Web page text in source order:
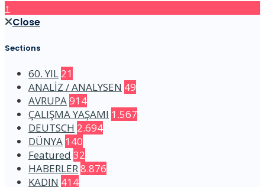
↑
Close
Sections
60. YIL 21
ANALİZ / ANALYSEN 49
AVRUPA914
ÇALIŞMA YAŞAMI 1.567
DEUTSCH 2.694
DÜNYA 140
Featured 32
HABERLER8.876
KADIN 414